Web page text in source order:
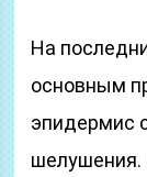
На
основным
эпидермис
шелушения.